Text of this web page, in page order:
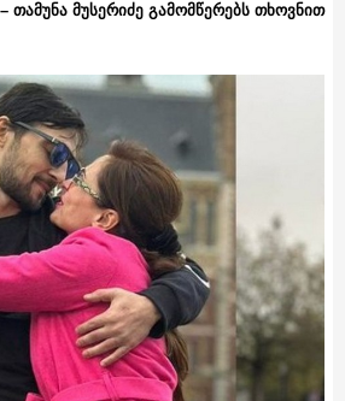
თამუნა მუსერიძე გამომწერებს თხოვნით